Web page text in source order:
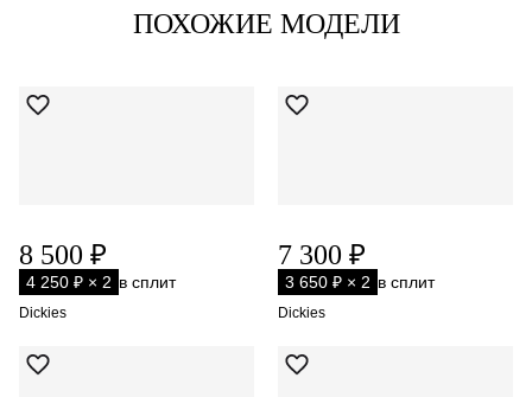
ПОХОЖИЕ МОДЕЛИ
8 500 ₽
4 250 ₽ × 2 в сплит
Dickies
7 300 ₽
3 650 ₽ × 2 в сплит
Dickies